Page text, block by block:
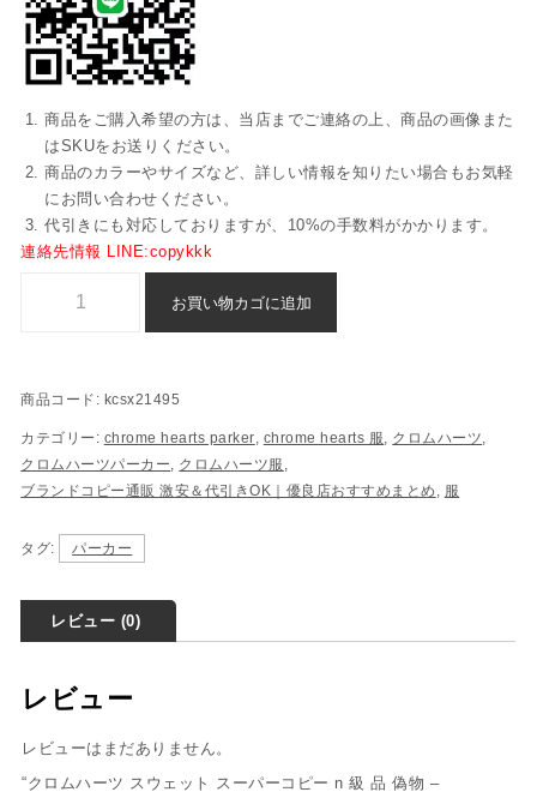
商品をご購入希望の方は、当店までご連絡の上、商品の画像また
はSKUをお送りください。
商品のカラーやサイズなど、詳しい情報を知りたい場合もお気軽
にお問い合わせください。
代引きにも対応しておりますが、10%の手数料がかかります。
連絡先情報 LINE:copykkk
お買い物カゴに追加
商品コード: kcsx21495
カテゴリー: chrome hearts parker, chrome hearts 服, クロムハーツ,
クロムハーツパーカー, クロムハーツ服 ,
ブランドコピー通販 激安＆代引きOK｜優良店おすすめまとめ , 服
タグ: パーカー
レビュー (0)
レビュー
レビューはまだありません。
“クロムハーツ スウェット スーパーコピー n 級 品 偽物 –